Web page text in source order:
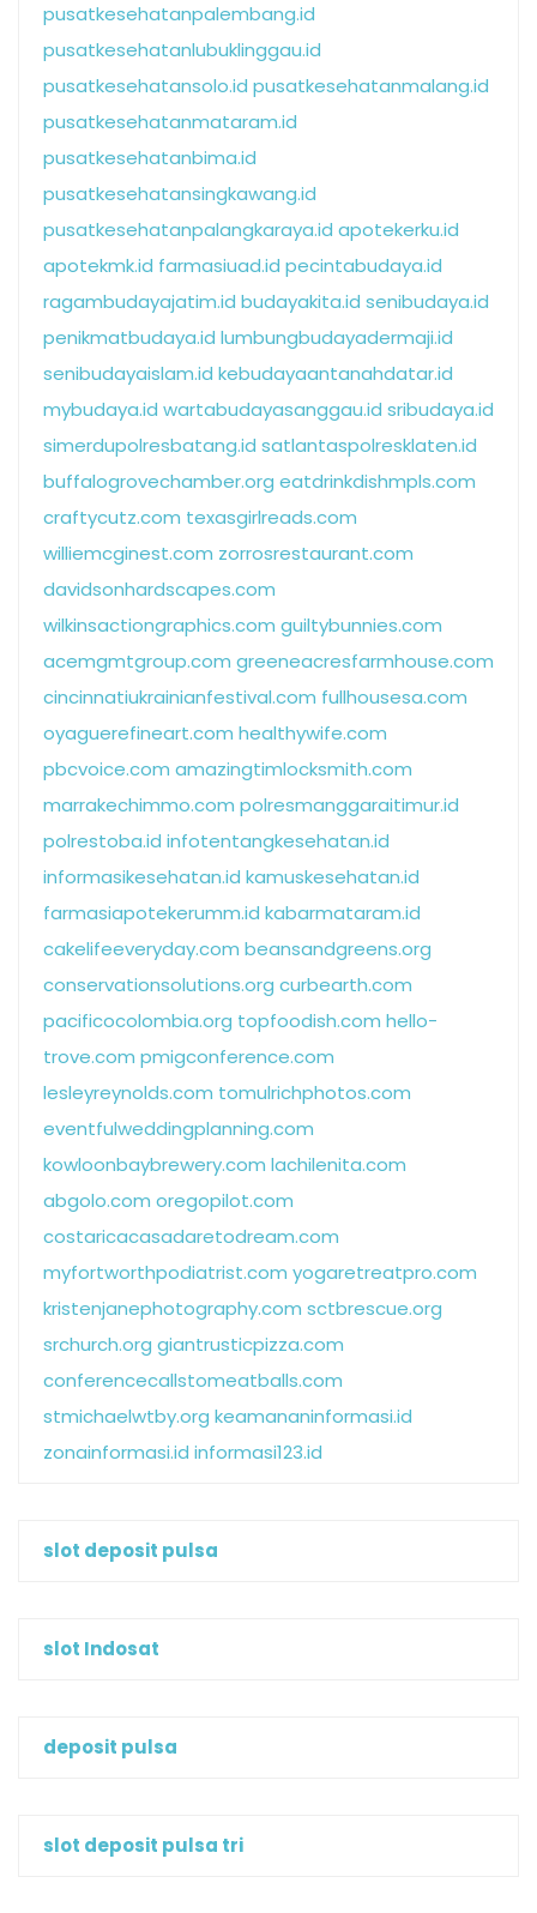
pusatkesehatanpalembang.id
pusatkesehatanlubuklinggau.id
pusatkesehatansolo.id pusatkesehatanmalang.id
pusatkesehatanmataram.id
pusatkesehatanbima.id
pusatkesehatansingkawang.id
pusatkesehatanpalangkaraya.id apotekerku.id
apotekmk.id farmasiuad.id pecintabudaya.id
ragambudayajatim.id budayakita.id senibudaya.id
penikmatbudaya.id lumbungbudayadermaji.id
senibudayaislam.id kebudayaantanahdatar.id
mybudaya.id wartabudayasanggau.id sribudaya.id
simerdupolresbatang.id satlantaspolresklaten.id
buffalogrovechamber.org eatdrinkdishmpls.com
craftycutz.com texasgirlreads.com
williemcginest.com zorrosrestaurant.com
davidsonhardscapes.com
wilkinsactiongraphics.com guiltybunnies.com
acemgmtgroup.com greeneacresfarmhouse.com
cincinnatiukrainianfestival.com fullhousesa.com
oyaguerefineart.com healthywife.com
pbcvoice.com amazingtimlocksmith.com
marrakechimmo.com polresmanggaraitimur.id
polrestoba.id infotentangkesehatan.id
informasikesehatan.id kamuskesehatan.id
farmasiapotekerumm.id kabarmataram.id
cakelifeeveryday.com beansandgreens.org
conservationsolutions.org curbearth.com
pacificocolombia.org topfoodish.com hello-
trove.com pmigconference.com
lesleyreynolds.com tomulrichphotos.com
eventfulweddingplanning.com
kowloonbaybrewery.com lachilenita.com
abgolo.com oregopilot.com
costaricacasadaretodream.com
myfortworthpodiatrist.com yogaretreatpro.com
kristenjanephotography.com sctbrescue.org
srchurch.org giantrusticpizza.com
conferencecallstomeatballs.com
stmichaelwtby.org keamananinformasi.id
zonainformasi.id informasi123.id
slot deposit pulsa
slot Indosat
deposit pulsa
slot deposit pulsa tri